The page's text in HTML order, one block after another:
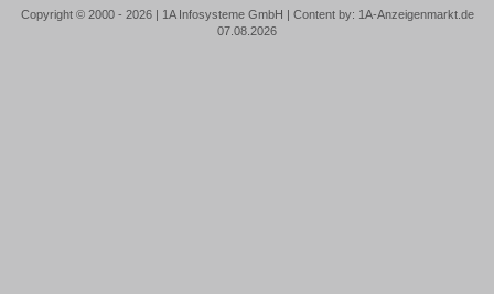
Copyright © 2000 - 2026 | 1A Infosysteme GmbH | Content by: 1A-Anzeigenmarkt.de
07.08.2026